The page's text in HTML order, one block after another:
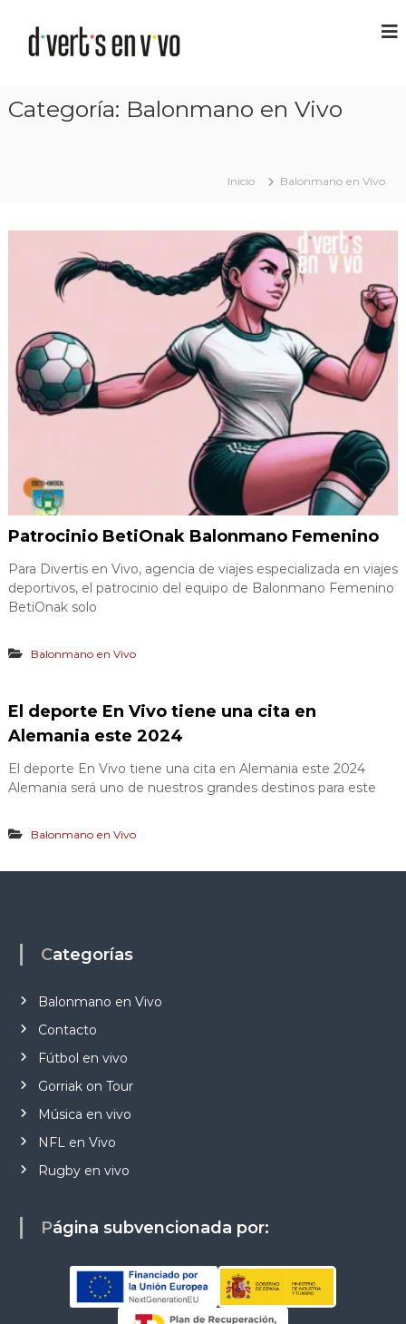
Categoría: Balonmano en Vivo
Inicio Balonmano en Vivo
Patrocinio BetiOnak Balonmano Femenino
Para Divertis en Vivo, agencia de viajes especializada en viajes
deportivos, el patrocinio del equipo de Balonmano Femenino
BetiOnak solo
Balonmano en Vivo
El deporte En Vivo tiene una cita en
Alemania este 2024
El deporte En Vivo tiene una cita en Alemania este 2024
Alemania será uno de nuestros grandes destinos para este
Balonmano en Vivo
Categorías
Balonmano en Vivo
Contacto
Fútbol en vivo
Gorriak on Tour
Música en vivo
NFL en Vivo
Rugby en vivo
Página subvencionada por: